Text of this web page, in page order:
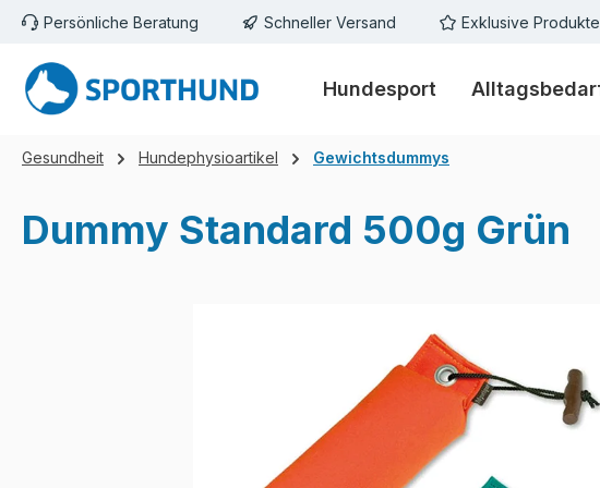
Hauptinhalt springen
Zur Suche springen
Zur Hauptnavigation springen
Persönliche Beratung Schneller Versand Exklusive Produkte
Hundesport
Gesundheit Hundephysioartikel Gewichtsdummys
Dummy Standard 500g Grün